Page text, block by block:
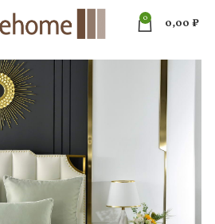
0 0,00 ₽